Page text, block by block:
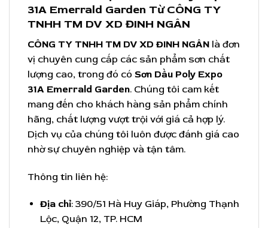
31A Emerrald Garden Từ CÔNG TY
TNHH TM DV XD ĐINH NGÂN
CÔNG TY TNHH TM DV XD ĐINH NGÂN là đơn
vị chuyên cung cấp các sản phẩm sơn chất
lượng cao, trong đó có Sơn Dầu Poly Expo
31A Emerrald Garden. Chúng tôi cam kết
mang đến cho khách hàng sản phẩm chính
hãng, chất lượng vượt trội với giá cả hợp lý.
Dịch vụ của chúng tôi luôn được đánh giá cao
nhờ sự chuyên nghiệp và tận tâm.
Thông tin liên hệ:
Địa chỉ: 390/51 Hà Huy Giáp, Phường Thạnh
Lộc, Quận 12, TP. HCM